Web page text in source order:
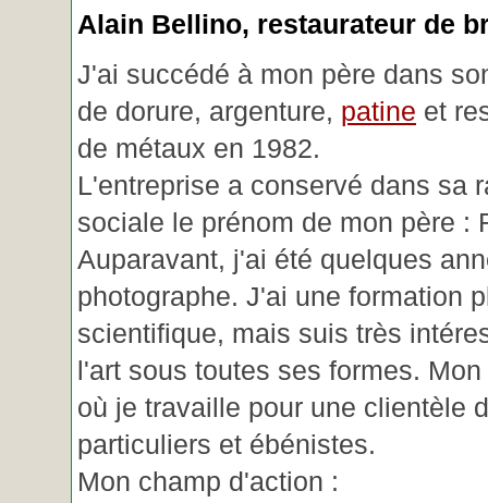
Alain Bellino, restaurateur de
J'ai succédé à mon père dans
de dorure, argenture, patine et
de métaux en 1982.
L'entreprise a conservé dans sa
sociale le prénom de mon père :
Auparavant, j'ai été quelques
photographe. J'ai une formation
scientifique, mais suis très
l'art sous toutes ses formes.
où je travaille pour une clientèle
particuliers et ébénistes.
Mon champ d'action :